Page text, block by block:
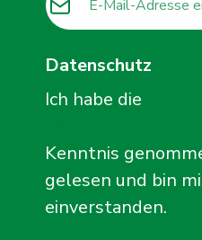
Datenschutz
Ich habe die
Kenntnis
gelesen und bin
einverstanden.